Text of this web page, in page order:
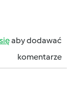
aby dodawać
komentarze